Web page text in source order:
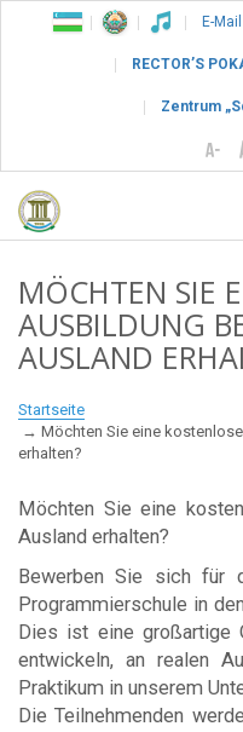
E-Mail
RECTOR’S
Zentrum
MÖCHTEN SIE
AUSBILDUNG
AUSLAND
Startseite
Möchten Sie eine
erhalten?
Möchten Sie eine
Ausland erhalten?
Bewerben Sie sich für
Programmierschule in
Dies ist eine großartige
entwickeln, an realen
Praktikum in unserem
Die Teilnehmenden